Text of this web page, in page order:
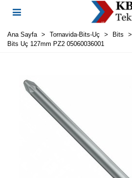
Ana Sayfa > Tornavida-Bits-Uç > Bits >
Bits Uç 127mm PZ2 05060036001